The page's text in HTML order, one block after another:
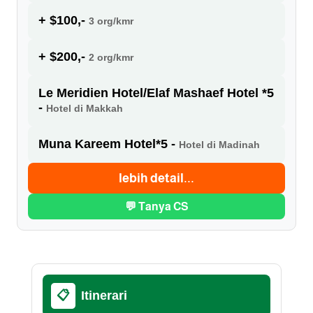
+ $100,- 3 org/kmr
+ $200,- 2 org/kmr
Le Meridien Hotel/Elaf Mashaef Hotel *5
- Hotel di Makkah
Muna Kareem Hotel*5 - Hotel di Madinah
lebih detail...
💬 Tanya CS
📋 Itinerari